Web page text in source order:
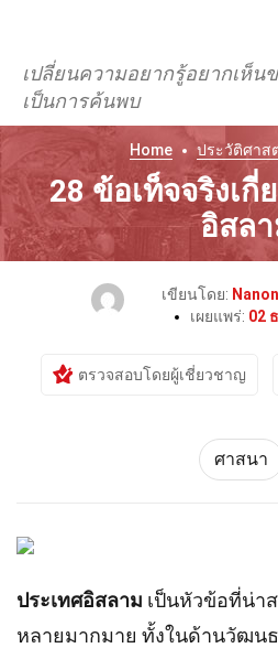
เปลี่ยนความอยากรู้อยากเห็
เป็นการค้นพบ
Home ประวัติศาส
28 ข้อเท็จจริงเกี่
อิสล
เขียนโดย:
เผยแพร่: 02
ตรวจสอบโดยผู้เชี่ยวชาญ
ศาสนา
ประเทศอิสลาม เป็นหัวข้อที่น่า
หลายมากมาย ทั้งในด้านวัฒน